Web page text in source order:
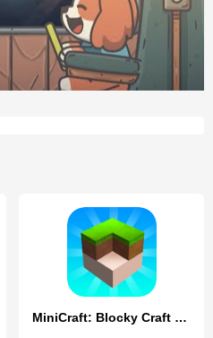
MiniCraft: Blocky Craft 2024